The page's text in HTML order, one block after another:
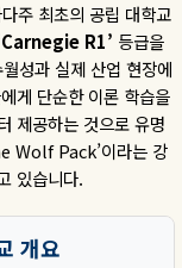
주 최초의 공립 대학교
R1’ 등급을
성과 실제 산업 현장에
게 단순한 이론 학습을
제공하는 것으로 유명
Wolf Pack’이라는 강
있습니다.
개요